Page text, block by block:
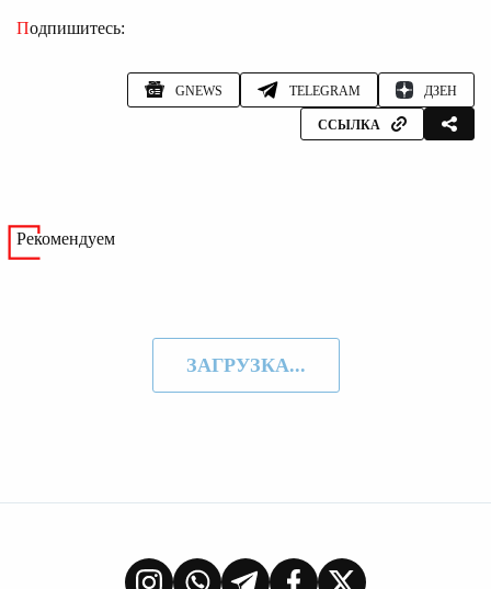
Подпишитесь:
GNEWS TELEGRAM ДЗЕН
ССЫЛКА
Рекомендуем
ЗАГРУЗКА...